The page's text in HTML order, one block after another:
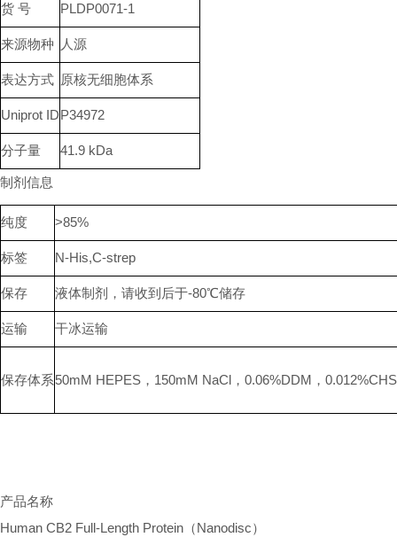
货 号 PLDP0071-1
来源物种 人源
表达方式 原核无细胞体系
Uniprot IDP34972
分子量 41.9 kDa
制剂信息
纯度 >85%
标签 N-His,C-strep
保存 液体制剂，请收到后于-80℃储存
运输 干冰运输
保存体系50mM HEPES，150mM NaCl，0.06%DDM，
产品名称
Human CB2 Full-Length Protein（Nanodisc）